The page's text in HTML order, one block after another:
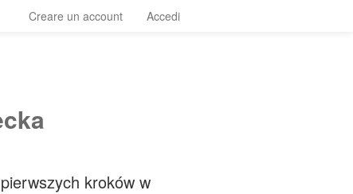
Creare un account Accedi
kroków w